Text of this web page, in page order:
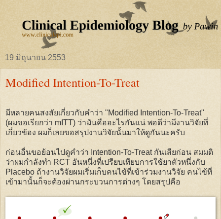
19 มิถุนายน 2553
Modified Intention-To-Treat
มีหลายคนสงสัยเกี่ยวกับคำว่า "Modified Intention-To-Treat"
(ผมขอเรียกว่า mITT) ว่ามันคืออะไรกันแน่ พอดีว่ามีงานวิจัยที่
เกี่ยวข้อง ผมก็เลยขอสรุปงานวิจัยนั้นมาให้ดูกันนะครับ
ก่อนอื่นขอย้อนไปดูคำว่า Intention-To-Treat กันเสียก่อน สมมติ
ว่าผมกำลังทำ RCT อันหนึ่งที่เปรียบเทียบการใช้ยาตัวหนึ่งกับ
Placebo ถ้างานวิจัยผมเริ่มเก็บคนไข้ที่เข้าร่วมงานวิจัย คนไข้ที่
เข้ามานั้นก็จะต้องผ่านกระบวนการต่างๆ โดยสรุปคือ